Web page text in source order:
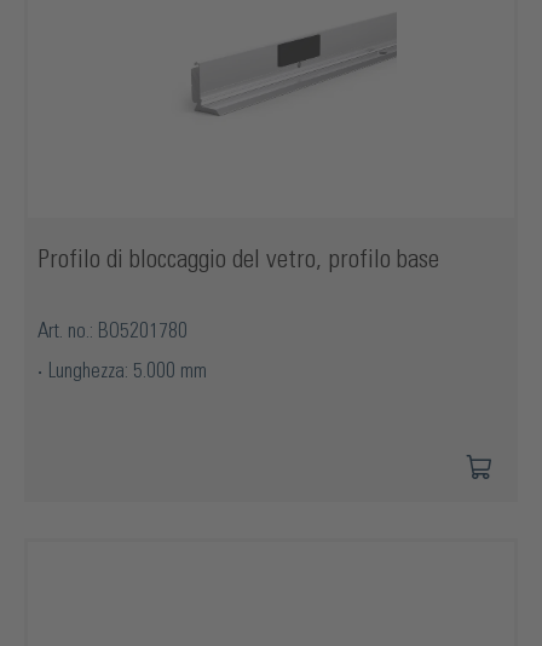
Profilo di bloccaggio del vetro, profilo base
Art. no.: BO5201780
Lunghezza: 5.000 mm